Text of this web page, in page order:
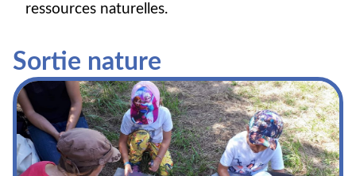
ressources naturelles.
Sortie nature